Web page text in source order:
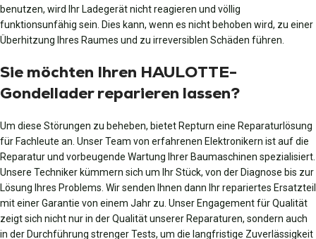
benutzen, wird Ihr Ladegerät nicht reagieren und völlig
funktionsunfähig sein. Dies kann, wenn es nicht behoben wird, zu einer
Überhitzung Ihres Raumes und zu irreversiblen Schäden führen.
Sie möchten Ihren HAULOTTE-
Gondellader reparieren lassen?
Um diese Störungen zu beheben, bietet Repturn eine Reparaturlösung
für Fachleute an. Unser Team von erfahrenen Elektronikern ist auf die
Reparatur und vorbeugende Wartung Ihrer Baumaschinen spezialisiert.
Unsere Techniker kümmern sich um Ihr Stück, von der Diagnose bis zur
Lösung Ihres Problems. Wir senden Ihnen dann Ihr repariertes Ersatzteil
mit einer Garantie von einem Jahr zu. Unser Engagement für Qualität
zeigt sich nicht nur in der Qualität unserer Reparaturen, sondern auch
in der Durchführung strenger Tests, um die langfristige Zuverlässigkeit